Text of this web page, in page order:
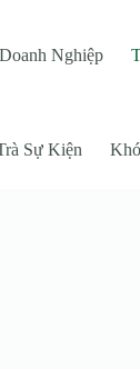
Nghiệp
Sự Kiện